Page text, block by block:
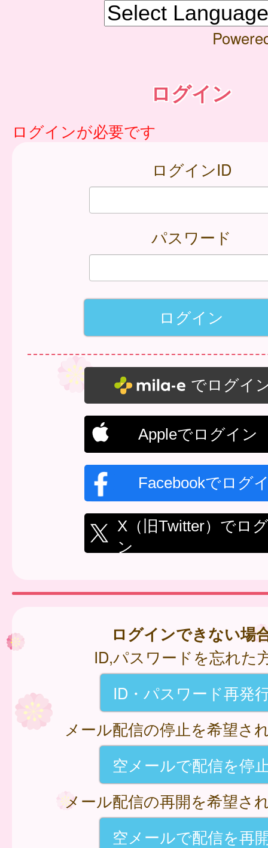
ログイン
ログインが必要です
ログインID
パスワード
でログイ
Appleでログイン
Facebookでログ
X（旧Twitter）でロ
ン
ログインできない場
ID,パスワードを忘れた
ID・パスワード再発
メール配信の停止を希望さ
空メールで配信を停
メール配信の再開を希望さ
空メールで配信を再